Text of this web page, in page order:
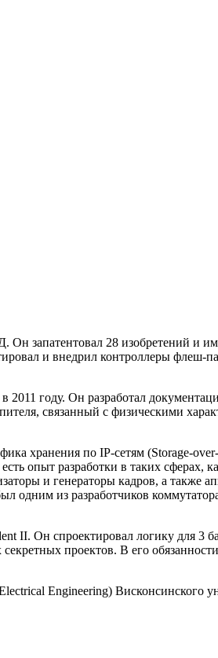
запатентовал 28 изобретений и
и внедрил контроллеры флеш-
году. Он разработал
связанный с физическими
хранения по IP-сетям (Storage-
опыт разработки в таких сферах,
и генераторы кадров, а также
одним из разработчиков
II. Он спроектировал логику для 3
проектов. В его
Engineering) Висконсинского